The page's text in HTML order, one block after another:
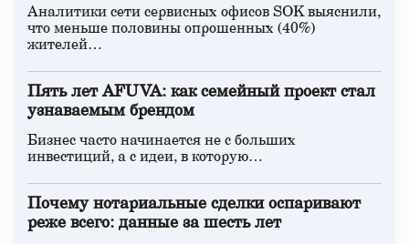
Аналитики сети сервисных офисов SOK выяснили,
что меньше половины опрошенных (40%)
жителей…
Пять лет AFUVA: как семейный проект стал
узнаваемым брендом
Бизнес часто начинается не с больших
инвестиций, а с идеи, в которую…
Почему нотариальные сделки оспаривают
реже всего: данные за шесть лет